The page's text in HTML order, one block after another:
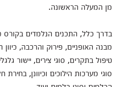
מן המעלה הראשונה.
בדרך כלל, התכנים הנלמדים בקורס
מבנה האופניים, פירוק והרכבה,
טיפול בתקרים, סוגי צירים, יישור
סוגי מערכות הילוכים וכיוונן,